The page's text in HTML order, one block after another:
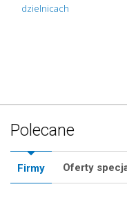
dzielnicach
Polecane
Firmy Oferty